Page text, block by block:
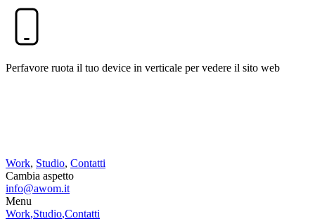
Perfavore ruota il tuo device in verticale per vedere il sito web
Work, Studio, Contatti
Cambia aspetto
info@awom.it
Menu
Work,Studio,Contatti